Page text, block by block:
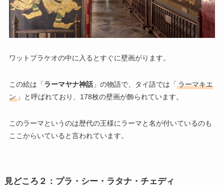
ワットプラケオの中に入るとすぐに壁画がります。
この絵は「ラーマヤナ神話」の物語で、タイ語では「 ラーマキエ
ン」と呼ばれており、178枚の壁画が飾られています。
このラーマというのは歴代の王様にラーマと名が付いているのも
ここからいていると言われています。
見どころ２：プラ・シー・ラタナ・チェディ